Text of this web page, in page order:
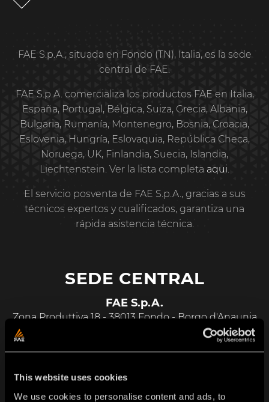
This website uses cookies
We use cookies to personalise content and ads, to
FAE S.p.A., situada en Fondo (TN), Italia, es la sede
central de FAE.
FAE S.p.A. comercializa los productos FAE en Italia,
España, Portugal, Bélgica, Suiza, Grecia, Albania,
Bulgaria, Rumanía, Montenegro, Bosnia, Croacia,
Eslovenia, Hungría, Eslovaquia, República Checa,
Noruega, UK, Finlandia, Suecia, Islandia,
Liechtenstein. Ver la lista completa aqui
El servicio posventa de FAE S.p.A., gracias a sus
técnicos expertos y cualificados, garantiza una
rápida asistencia técnica.
SEDE CENTRAL
FAE S.p.A.
Zona Produttiva 18 - 38013 Fondo - Borgo d'Anaunia